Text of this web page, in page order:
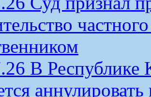
В
аннулировать